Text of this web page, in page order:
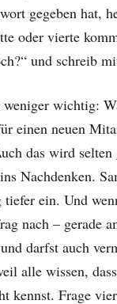
gegeben hat,
oder vierte
und schreib
wichtig:
einen neuen
das wird
Nachdenken.
tiefer ein. Und
nach – gerade
darfst auch
alle wissen,
kennst. Frage